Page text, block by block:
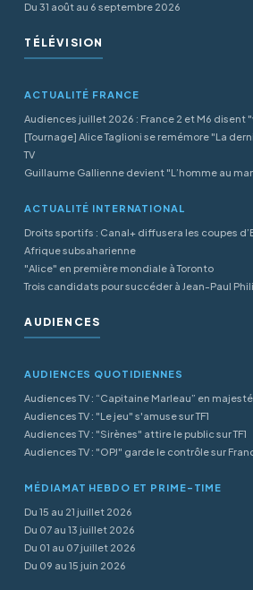
Du 31 août au 6 septembre 2026
TÉLÉVISION
ACTUALITÉ FRANCE
Audiences juillet 2026 : France 2 et M6 disent
[Tournage] Alice Taglioni se remémore "La
TV
Guillaume Gallienne devient "L’homme au
ACTUALITÉ INTERNATIONAL
Droits sportifs : Canal+ diffusera les coupes
Afrique subsaharienne
"Alice" en première mondiale à Toronto
Trois candidats pour succéder à Jean-Paul
AUDIENCES
AUDIENCES QUOTIDIENNES
Audiences TV : “Capitaine Marleau” en
Audiences TV : "Le jeu" s'amuse sur TF1
Audiences TV : "Sirènes" attire le public sur TF1
Audiences TV : "OPJ" garde le contrôle sur
MÉDIAMAT HEBDO ET PRIME-TIME
Du 15 au 21 juillet 2026
Du 07 au 13 juillet 2026
Du 01 au 07 juillet 2026
Du 09 au 15 juin 2026